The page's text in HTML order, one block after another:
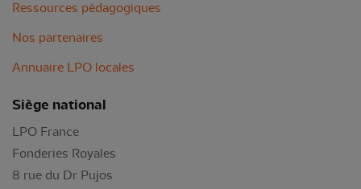
Ressources pédagogiques
Nos partenaires
Annuaire LPO locales
Siège national
LPO France
Fonderies Royales
8 rue du Dr Pujos